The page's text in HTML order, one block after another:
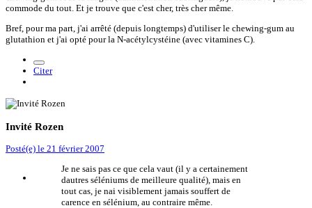
commode du tout. Et je trouve que c'est cher, très cher même.
Bref, pour ma part, j'ai arrêté (depuis longtemps) d'utiliser le chewing-gum au
glutathion et j'ai opté pour la N-acétylcystéine (avec vitamines C).
Citer
Invité Rozen
Posté(e) le 21 février 2007
Je ne sais pas ce que cela vaut (il y a certainement
dautres séléniums de meilleure qualité), mais en
tout cas, je nai visiblement jamais souffert de
carence en sélénium, au contraire même.